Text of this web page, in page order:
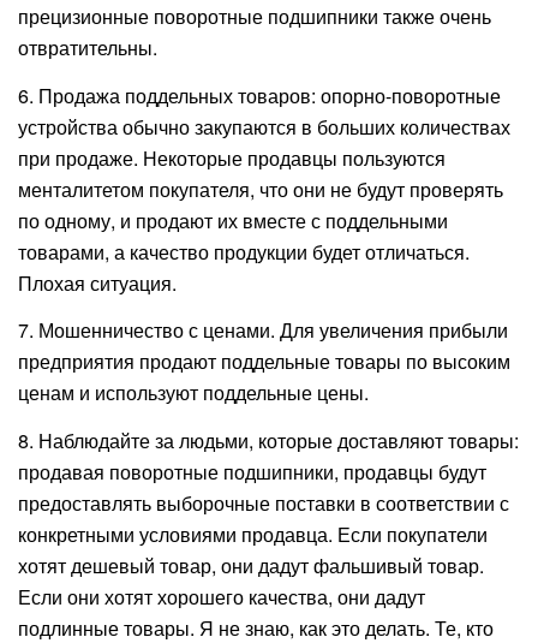
прецизионные поворотные подшипники также очень
отвратительны.
6. Продажа поддельных товаров: опорно-поворотные
устройства обычно закупаются в больших количествах
при продаже. Некоторые продавцы пользуются
менталитетом покупателя, что они не будут проверять
по одному, и продают их вместе с поддельными
товарами, а качество продукции будет отличаться.
Плохая ситуация.
7. Мошенничество с ценами. Для увеличения прибыли
предприятия продают поддельные товары по высоким
ценам и используют поддельные цены.
8. Наблюдайте за людьми, которые доставляют товары:
продавая поворотные подшипники, продавцы будут
предоставлять выборочные поставки в соответствии с
конкретными условиями продавца. Если покупатели
хотят дешевый товар, они дадут фальшивый товар.
Если они хотят хорошего качества, они дадут
подлинные товары. Я не знаю, как это делать. Те, кто